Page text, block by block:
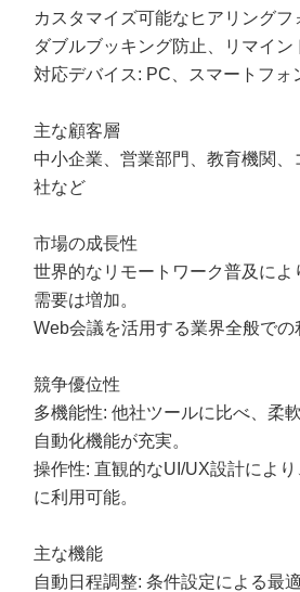
カスタマイズ可能なヒアリングフ
ダブルブッキング防止、リマイン
対応デバイス: PC、スマートフォ
主な顧客層
中小企業、営業部門、教育機関、
社など
市場の成長性
世界的なリモートワーク普及に
需要は増加。
Web会議を活用する業界全般での
競争優位性
多機能性: 他社ツールに比べ、柔
自動化機能が充実。
操作性: 直観的なUI/UX設計によ
に利用可能。
主な機能
自動日程調整: 条件設定による最